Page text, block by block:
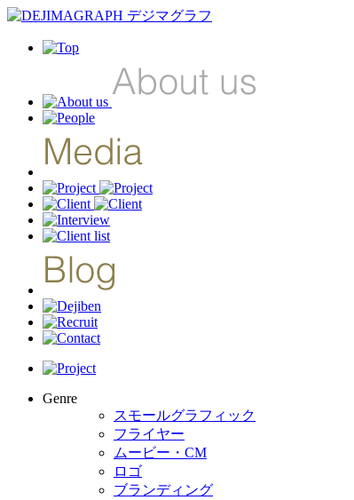
Genre
スモールグラフィック
フライヤー
ムービー・CM
ロゴ
ブランディング